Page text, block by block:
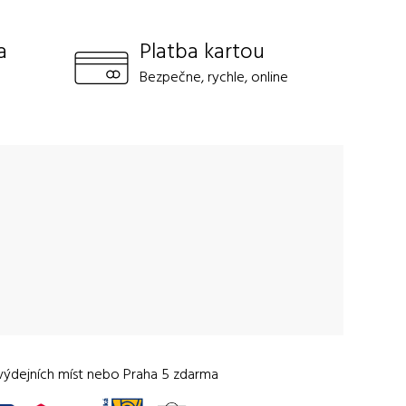
Platba kartou
Bezpečne, rychle, online
míst nebo Praha 5 zdarma